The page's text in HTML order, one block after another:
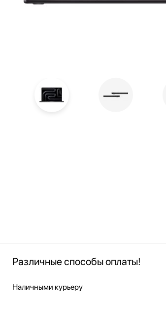
Различные способы оплаты!
Наличными курьеру